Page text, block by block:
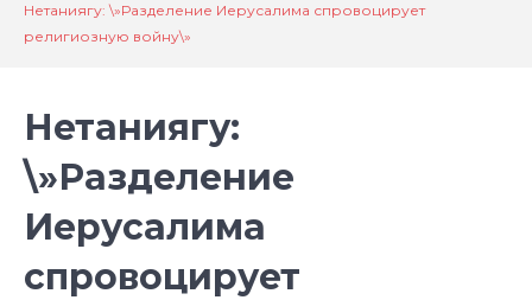
Нетаниягу: \»Разделение Иерусалима спровоцирует
религиозную войну\»
Нетаниягу:
\»Разделение
Иерусалима
спровоцирует